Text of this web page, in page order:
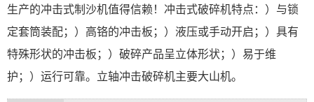
生产的冲击式制沙机值得信赖！冲击式破碎机特点：）与锁
定套筒装配；）高铬的冲击板；）液压或手动开启；）具有
特殊形状的冲击板；）破碎产品呈立体形状；）易于维
护；）运行可靠。立轴冲击破碎机主要大山机。